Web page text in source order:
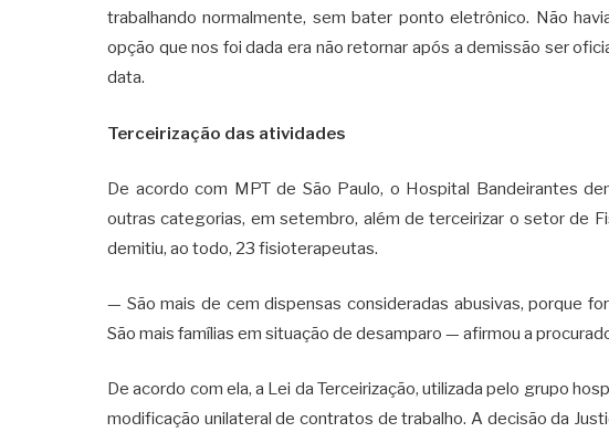
trabalhando normalmente, sem bater ponto eletrônico. Não
opção que nos foi dada era não retornar após a demissão ser
data.
Terceirização das atividades
De acordo com MPT de São Paulo, o Hospital Bandeirantes
outras categorias, em setembro, além de terceirizar o setor de
demitiu, ao todo, 23 fisioterapeutas.
— São mais de cem dispensas consideradas abusivas, porque
São mais famílias em situação de desamparo — afirmou a
De acordo com ela, a Lei da Terceirização, utilizada pelo grupo
modificação unilateral de contratos de trabalho. A decisão da